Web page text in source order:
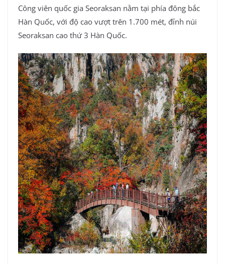
Công viên quốc gia Seoraksan nằm tại phía đông bắc
Hàn Quốc, với độ cao vượt trên 1.700 mét, đỉnh núi
Seoraksan cao thứ 3 Hàn Quốc.